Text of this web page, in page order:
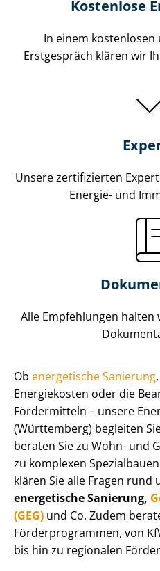
Kostenlose
In einem
Erstgespräch klären wir
Unsere zertifizierten
Energie- und
Alle Empfehlungen
Ob energetische Sanierung
Energiekosten oder die
Fördermitteln – unsere
(Württemberg) begleiten
beraten Sie zu Wohn- und
zu komplexen
klären Sie alle Fragen rund
energetische Sanierung,
(GEG) und Co. Zudem
För­der­pro­gram­men, von
bis hin zu regionalen